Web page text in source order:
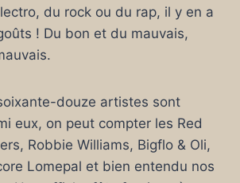
du rock ou du rap, il y en a
! Du bon et du mauvais,
douze artistes sont
eux, on peut compter les Red
Robbie Williams, Bigflo & Oli,
Lomepal et bien entendu nos